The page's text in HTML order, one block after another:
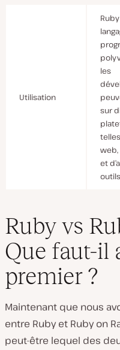
Utilisation
les
sur
web,
et
Ruby vs
Que faut-il
premier ?
Maintenant que nous
entre Ruby et Ruby on
peut-être lequel des